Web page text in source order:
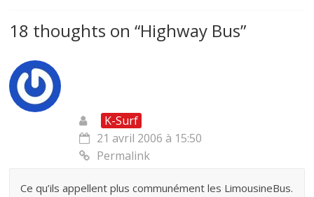
18 thoughts on “Highway Bus”
K-Surf
21 avril 2006 à 15:50
Permalink
Ce qu’ils appellent plus communément les LimousineBus.